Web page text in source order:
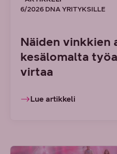
6/2026 DNA YRITYKSILLE
Näiden vinkkien
kesälomalta
virtaa
Lue artikkeli